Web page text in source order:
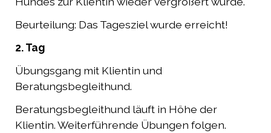
Beurteilung: Das Tagesziel wurde erreicht!
2. Tag
Übungsgang mit Klientin und
Beratungsbegleithund.
Beratungsbegleithund läuft in Höhe der
Klientin. Weiterführende Übungen folgen.